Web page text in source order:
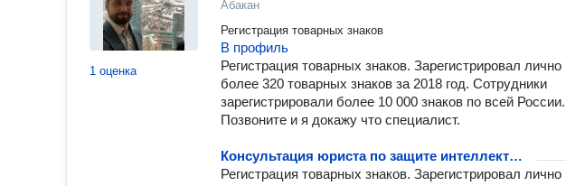
1 оценка
Абакан
Регистрация товарных знаков
В профиль
Регистрация товарных знаков. Зарегистрировал лично
более 320 товарных знаков за 2018 год. Сотрудники
зарегистрировали более 10 000 знаков по всей России.
Позвоните и я докажу что специалист.
Консультация юриста по защите интеллектуальных прав
Регистрация товарных знаков. Зарегистрировал лично